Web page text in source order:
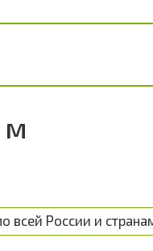
м
всей России и